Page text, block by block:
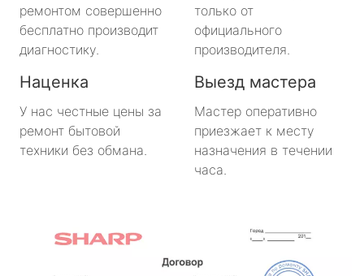
ремонтом совершенно
бесплатно производит
диагностику.
только от
официального
производителя.
Наценка
У нас честные цены за
ремонт бытовой
техники без обмана.
Выезд мастера
Мастер оперативно
приезжает к месту
назначения в течении
часа.